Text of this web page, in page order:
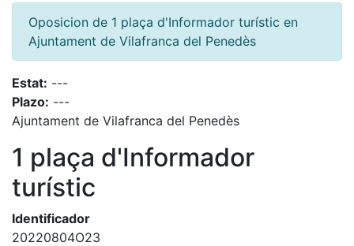
Oposicion de 1 plaça d'Informador turístic en
Ajuntament de Vilafranca del Penedès
Estat: ---
Plazo: ---
Ajuntament de Vilafranca del Penedès
1 plaça d'Informador
turístic
Identificador
20220804O23